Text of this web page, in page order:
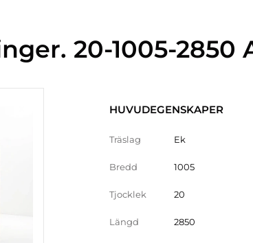
20-1005-2850
HUVUDEGENSKAPER
Träslag Ek
Bredd 1005
Tjocklek 20
Längd 2850